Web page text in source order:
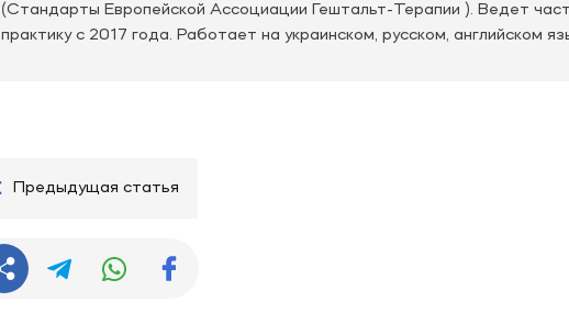
(Стандарты Европейской Ассоциации Гештальт-Терапии ). Ведет
практику с 2017 года. Работает на украинском, русском, английском
Предыдущая статья